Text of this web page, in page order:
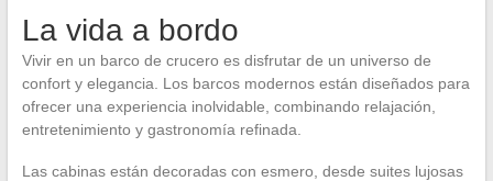
La vida a bordo
Vivir en un barco de crucero es disfrutar de un universo de
confort y elegancia. Los barcos modernos están diseñados para
ofrecer una experiencia inolvidable, combinando relajación,
entretenimiento y gastronomía refinada.
Las cabinas están decoradas con esmero, desde suites lujosas